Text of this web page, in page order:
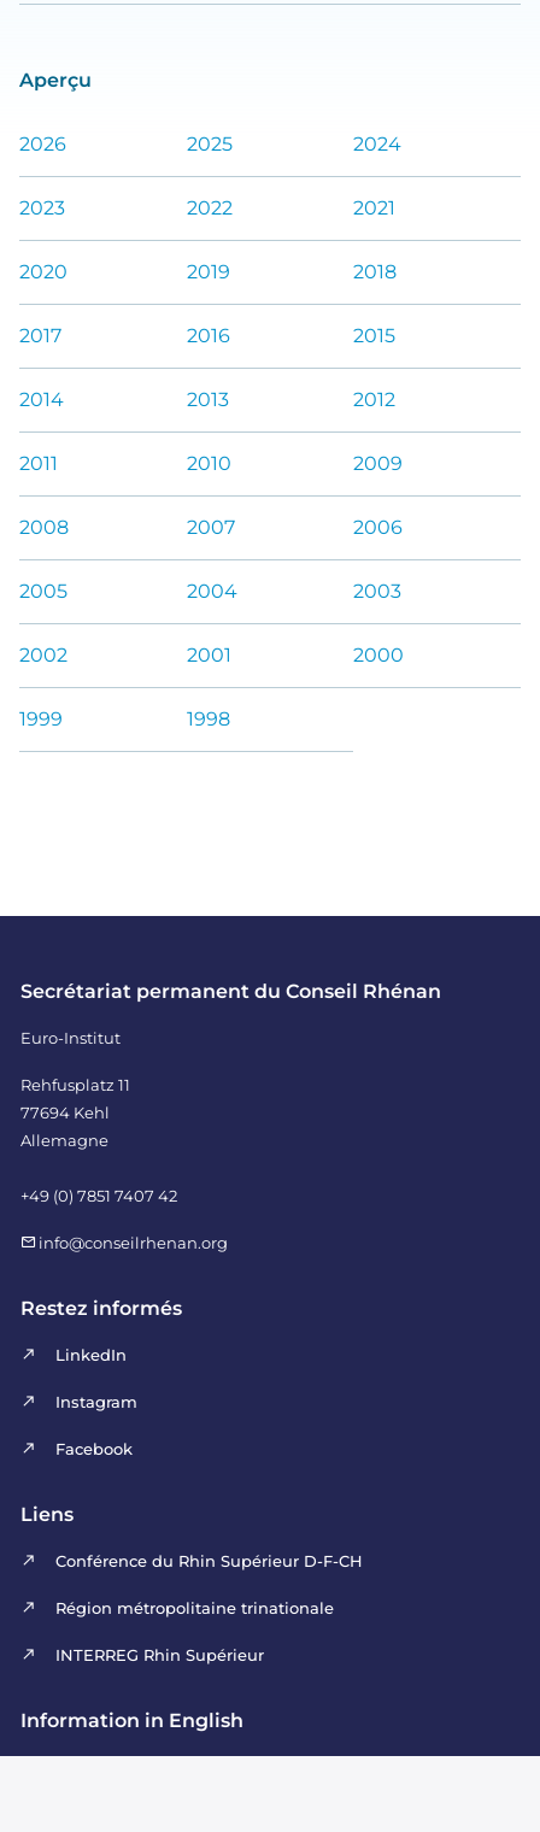
Aperçu
2026 2025 2024
2023 2022 2021
2020 2019 2018
2017 2016 2015
2014 2013 2012
2011 2010 2009
2008 2007 2006
2005 2004 2003
2002 2001 2000
1999 1998
Secrétariat permanent du Conseil Rhénan
Euro-Institut
Rehfusplatz 11
77694 Kehl
Allemagne
+49 (0) 7851 7407 42
info@conseilrhenan.org
Restez informés
LinkedIn
Instagram
Facebook
Liens
Conférence du Rhin Supérieur D-F-CH
Région métropolitaine trinationale
INTERREG Rhin Supérieur
Information in English